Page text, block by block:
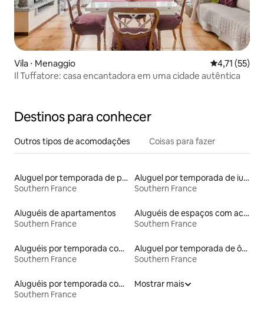
Vila ⋅ Menaggio 4,71 de uma
4,71 (55)
Il Tuffatore: casa encantadora em uma cidade autêntica
Destinos para conhecer
Outros tipos de acomodações Coisas para fazer
Aluguel por temporada de prédios religiosos
Southern France
Aluguel por temporada de iurtas
Southern France
Aluguéis de apartamentos
Southern France
Aluguéis de espaços com acesso direto a pistas de esqui
Southern France
Aluguéis por temporada com cama de altura acessível
Southern France
Aluguel por temporada de ônibus
Southern France
Aluguéis por temporada com acesso à praia
Southern France
Mostrar mais